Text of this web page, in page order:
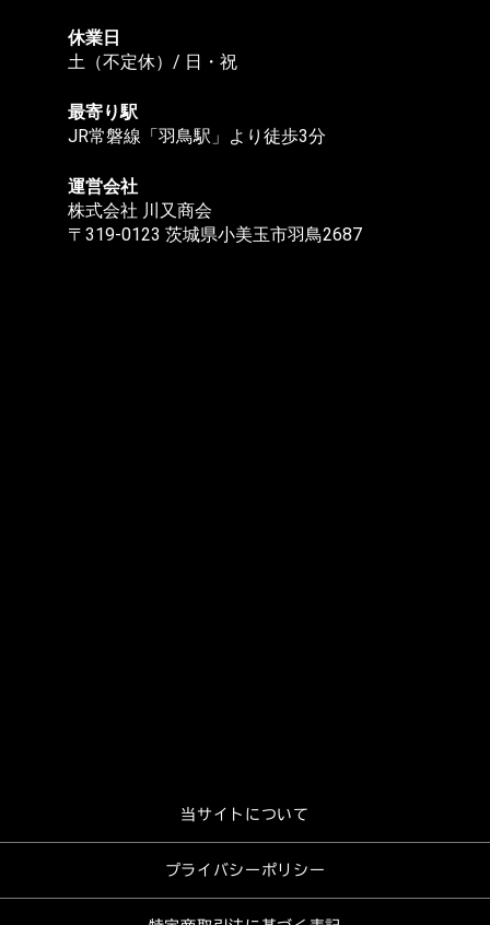
休業日
土（不定休）/ 日・祝
最寄り駅
JR常磐線「羽鳥駅」より徒歩3分
運営会社
株式会社 川又商会
〒319-0123 茨城県小美玉市羽鳥2687
当サイトについて
プライバシーポリシー